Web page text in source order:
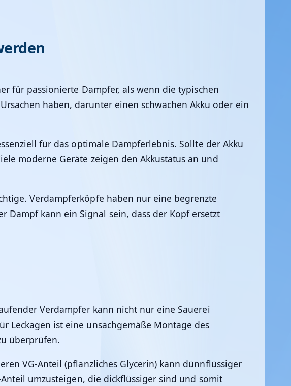
für passionierte Dampfer, als wenn die typischen
haben, darunter einen schwachen Akku oder ein
für das optimale Dampferlebnis. Sollte der Akku
moderne Geräte zeigen den Akkustatus an und
Verdampferköpfe haben nur eine begrenzte
Dampf kann ein Signal sein, dass der Kopf ersetzt
Verdampfer kann nicht nur eine Sauerei
Leckagen ist eine unsachgemäße Montage des
überprüfen.
VG-Anteil (pflanzliches Glycerin) kann dünnflüssiger
umzusteigen, die dickflüssiger sind und somit